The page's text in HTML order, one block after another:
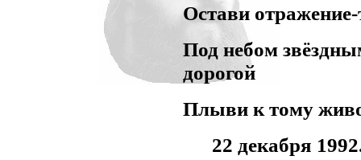
Остави отражение-
Под небом
дорогой
Плыви к тому
22 декабря